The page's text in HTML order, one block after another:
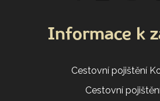
Informace k
Cestovní pojištění
Cestovní